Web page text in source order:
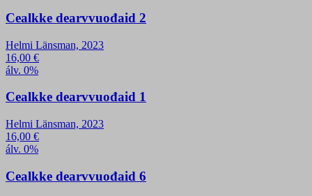
Cealkke dearvvuođaid 2
Helmi Länsman, 2023
16,00 €
álv. 0%
Cealkke dearvvuođaid 1
Helmi Länsman, 2023
16,00 €
álv. 0%
Cealkke dearvvuođaid 6